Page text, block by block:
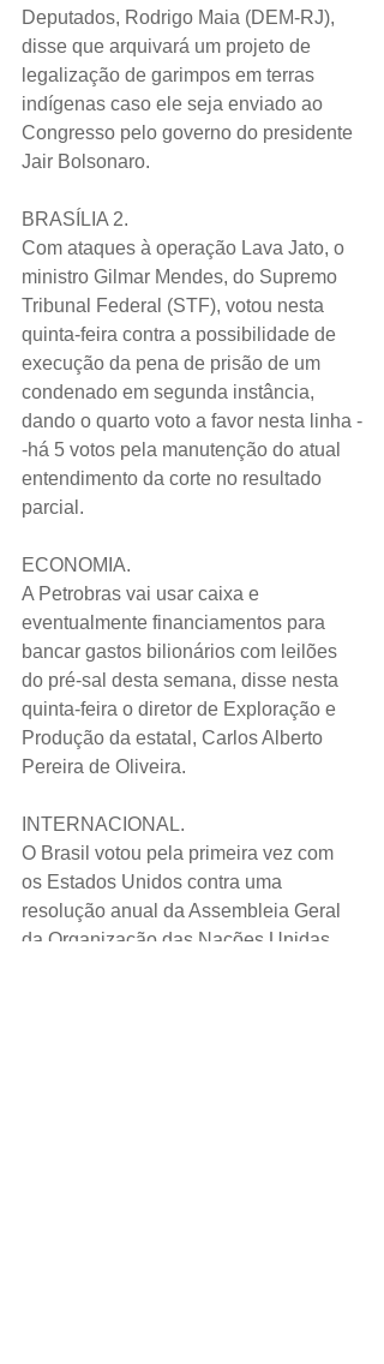
Deputados, Rodrigo Maia (DEM-RJ),
disse que arquivará um projeto de
legalização de garimpos em terras
indígenas caso ele seja enviado ao
Congresso pelo governo do presidente
Jair Bolsonaro.
BRASÍLIA 2.
Com ataques à operação Lava Jato, o
ministro Gilmar Mendes, do Supremo
Tribunal Federal (STF), votou nesta
quinta-feira contra a possibilidade de
execução da pena de prisão de um
condenado em segunda instância,
dando o quarto voto a favor nesta linha -
-há 5 votos pela manutenção do atual
entendimento da corte no resultado
parcial.
ECONOMIA.
A Petrobras vai usar caixa e
eventualmente financiamentos para
bancar gastos bilionários com leilões
do pré-sal desta semana, disse nesta
quinta-feira o diretor de Exploração e
Produção da estatal, Carlos Alberto
Pereira de Oliveira.
INTERNACIONAL.
O Brasil votou pela primeira vez com
os Estados Unidos contra uma
resolução anual da Assembleia Geral
da Organização das Nações Unidas